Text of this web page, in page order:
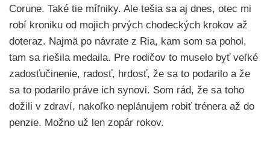
Corune. Také tie míľniky. Ale tešia sa aj dnes, otec mi
robí kroniku od mojich prvých chodeckých krokov až
doteraz. Najmä po návrate z Ria, kam som sa pohol,
tam sa riešila medaila. Pre rodičov to muselo byť veľké
zadosťučinenie, radosť, hrdosť, že sa to podarilo a že
sa to podarilo práve ich synovi. Som rád, že sa toho
dožili v zdraví, nakoľko neplánujem robiť trénera až do
penzie. Možno už len zopár rokov.